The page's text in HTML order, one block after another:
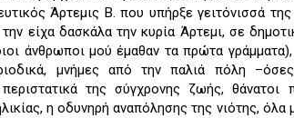
Άρτεμις Β. που υπήρξε γειτόνισσά
είχα δασκάλα την κυρία Άρτεμι, σε
άνθρωποι μού έμαθαν τα πρώτα γράμματα),
μνήμες από την παλιά πόλη
της σύγχρονης ζωής, θάνατοι
η οδυνηρή αναπόλησης της νιότης, όλα